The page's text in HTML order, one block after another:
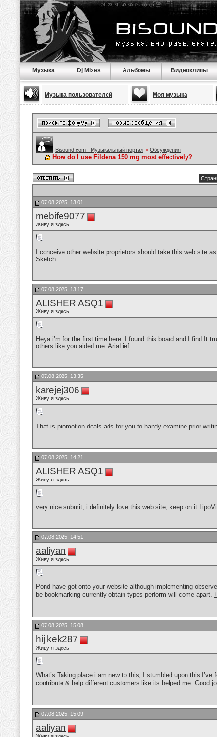
Музыка Dj Mixes Альбомы Видеоклипы
Музыка пользователей Моя музыка
Bisound.com - Музыкальный портал > Обсуждения
How do I use Fildena 150 mg most effectively?
07.08.2025, 13:01
mebife9077
Живу я здесь
I conceive other website proprietors should take this web site
Sketch
07.08.2025, 13:17
ALISHER ASQ1
Живу я здесь
Heya i’m for the first time here. I found this board and I find It
others like you aided me. AriaLief
07.08.2025, 13:35
karejej306
Живу я здесь
That is promotion deals ads for you to handy examine prior
07.08.2025, 14:21
ALISHER ASQ1
Живу я здесь
very nice submit, i definitely love this web site, keep on it
07.08.2025, 14:51
aaliyan
Живу я здесь
Pond have got onto your website although implementing
be bookmarking currently obtain types perform will come apart.
07.08.2025, 15:08
hijikek287
Живу я здесь
What’s Taking place i am new to this, I stumbled upon this
contribute & help different customers like its helped me. Good
07.08.2025, 15:09
aaliyan